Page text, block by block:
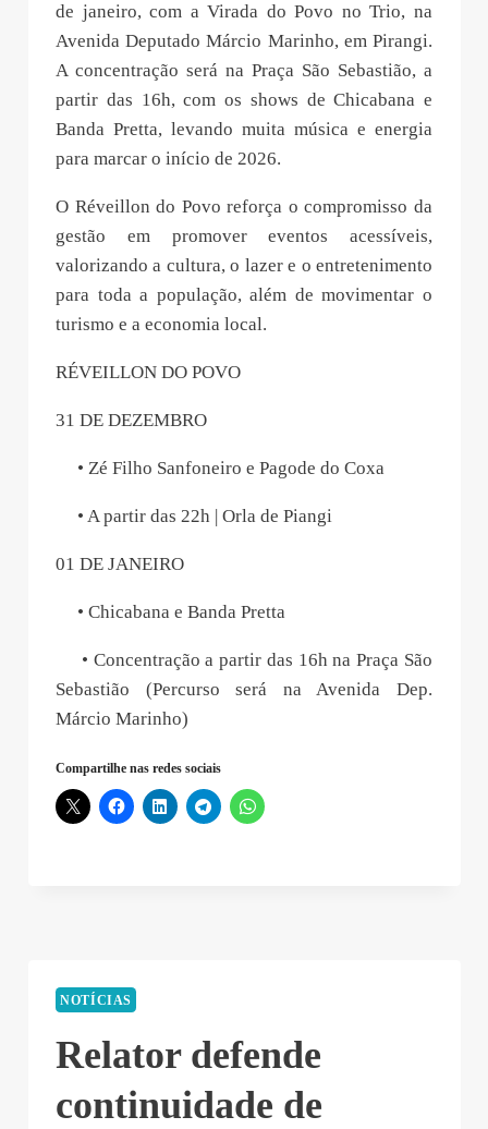
de janeiro, com a Virada do Povo no Trio, na
Avenida Deputado Márcio Marinho, em Pirangi.
A concentração será na Praça São Sebastião, a
partir das 16h, com os shows de Chicabana e
Banda Pretta, levando muita música e energia
para marcar o início de 2026.
O Réveillon do Povo reforça o compromisso da
gestão em promover eventos acessíveis,
valorizando a cultura, o lazer e o entretenimento
para toda a população, além de movimentar o
turismo e a economia local.
RÉVEILLON DO POVO
31 DE DEZEMBRO
• Zé Filho Sanfoneiro e Pagode do Coxa
• A partir das 22h | Orla de Piangi
01 DE JANEIRO
• Chicabana e Banda Pretta
• Concentração a partir das 16h na Praça São
Sebastião (Percurso será na Avenida Dep.
Márcio Marinho)
Compartilhe nas redes sociais
NOTÍCIAS
Relator defende
continuidade de